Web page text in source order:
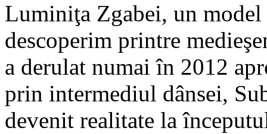
Luminiţa Zgabei, un
descoperim printre
a derulat numai în 2012
prin intermediul dânsei,
devenit realitate la